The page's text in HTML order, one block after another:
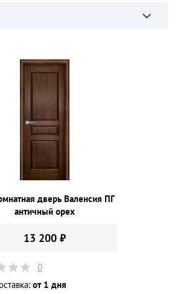
дверь Валенсия ПГ
античный орех
13 200 ₽
0
от 1 дня